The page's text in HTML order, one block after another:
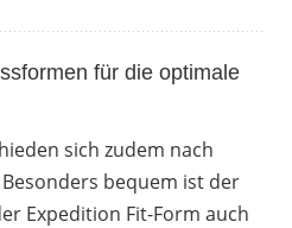
für die optimale
sich zudem nach
bequem ist der
Expedition Fit-Form auch